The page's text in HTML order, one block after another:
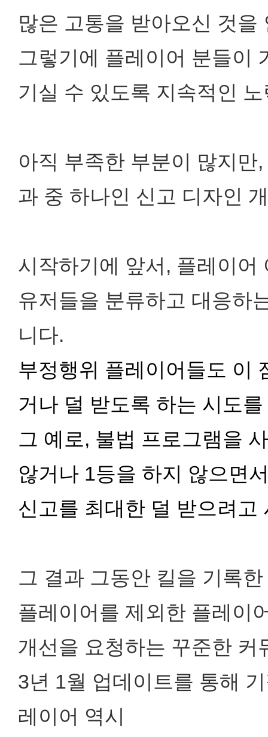
많은 고통을 받아오신 것을
그렇기에 플레이어 분들이
기실 수 있도록 지속적인
아직 부족한 부분이 많지
과 중 하나인 신고 디자인
시작하기에 앞서, 플레이
유저들을 분류하고 대응하
니다.
부정행위 플레이어들도 이
거나 덜 받도록 하는 시도
그 예로, 불법 프로그램을
않거나 1등을 하지 않으면
신고를 최대한 덜 받으려
그 결과 그동안 킬을 기록
플레이어를 제외한 플레이
개선을 요청하는 꾸준한
3년 1월 업데이트를 통해
레이어 역시